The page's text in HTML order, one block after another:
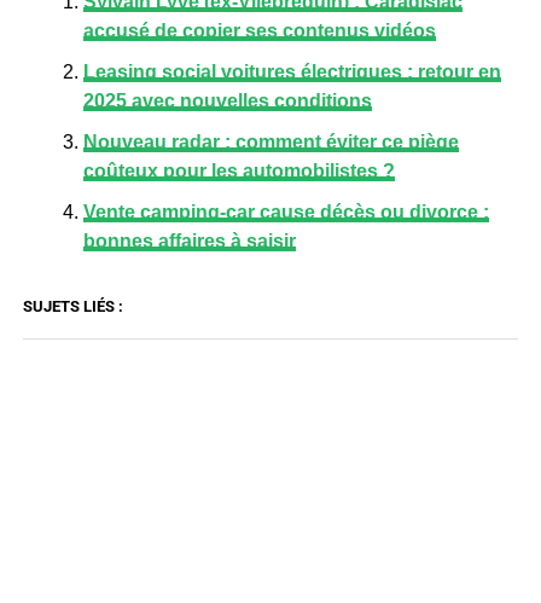
accusé de copier ses contenus vidéos
Leasing social voitures électriques : retour en
2025 avec nouvelles conditions
Nouveau radar : comment éviter ce piège
coûteux pour les automobilistes ?
Vente camping-car cause décès ou divorce :
bonnes affaires à saisir